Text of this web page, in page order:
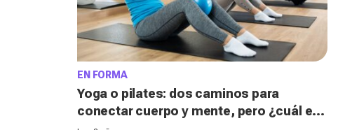
EN FORMA
Yoga o pilates: dos caminos para
conectar cuerpo y mente, pero ¿cuál es